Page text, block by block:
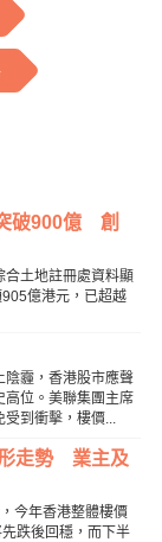
破900億 創
合土地註冊處資料顯
億港元，已超越
陰霾，香港股市應聲
高位。美聯集團主席
到衝擊，樓價...
走勢 業主及
今年香港整體樓價
跌後回穩，而下半